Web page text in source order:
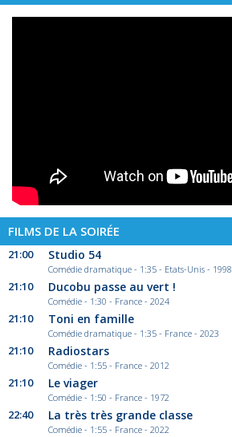
FILMS DE LA SOIRÉE
21:00 Studio 54
Comédie dramatique - 1:35 - Etats-Unis - 1998
21:10 Ducobu passe au vert !
Comédie - 1:30 - France - 2024
21:10 Toni en famille
Comédie dramatique - 1:35 - France - 2023
21:10 Radiostars
Comédie - 1:55 - France - 2012
21:10 Le viager
Comédie - 1:50 - France - 1972
22:40 La très très grande classe
Comédie - 1:55 - France - 2022